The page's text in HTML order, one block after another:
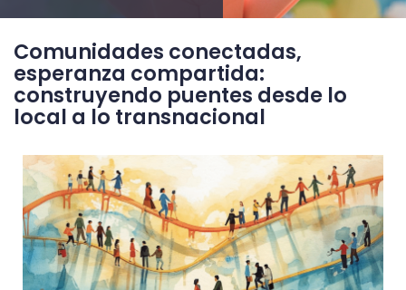
Comunidades conectadas,
esperanza compartida:
construyendo puentes desde lo
local a lo transnacional